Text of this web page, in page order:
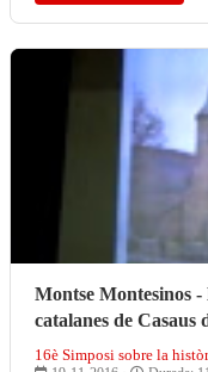
Montse Montesinos -
catalanes de Casaus
16è Simposi sobre la